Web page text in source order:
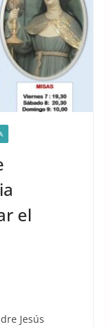
el
Jesús